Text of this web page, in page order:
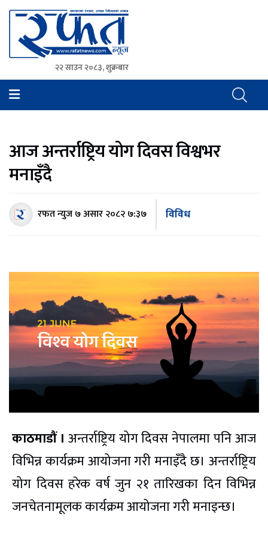
Rafat News
समाचारको रफ्तार, आवाज बिहिनहरुको आवाज
२२ साउन २०८३, शुक्रबार
आज अन्तर्राष्ट्रिय योग दिवस विश्वभर
मनाइँदै
रफत न्युज७ असार २०८२ ७:३७ विविध
काठमाडौं । अन्तर्राष्ट्रिय योग दिवस नेपालमा पनि आज
विभिन्न कार्यक्रम आयोजना गरी मनाइँदै छ। अन्तर्राष्ट्रिय
योग दिवस हरेक वर्ष जुन २१ तारिखका दिन विभिन्न
जनचेतनामूलक कार्यक्रम आयोजना गरी मनाइन्छ।